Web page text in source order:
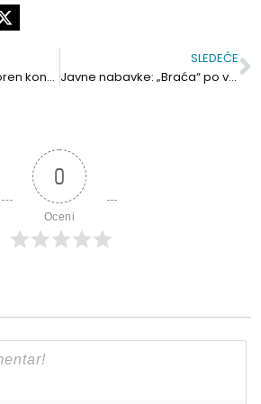
Nek igre počnu: Otvoren konkurs za medije
SLEDEĆE
Javne nabavke: „Braća“ po vlasti!
0
Oceni